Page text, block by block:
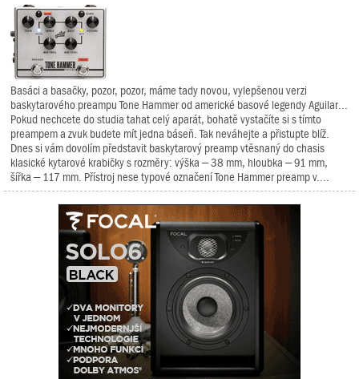
Basáci a basačky, pozor, pozor, máme tady novou, vylepšenou verzi
baskytarového preampu Tone Hammer od americké basové legendy Aguilar...
Pokud nechcete do studia tahat celý aparát, bohatě vystačíte si s tímto
preampem a zvuk budete mít jedna báseň. Tak neváhejte a přistupte blíž.
Dnes si vám dovolím představit baskytarový preamp vtěsnaný do chasis
klasické kytarové krabičky s rozměry: výška – 38 mm, hloubka – 91 mm,
šířka – 117 mm. Přístroj nese typové označení Tone Hammer preamp v....